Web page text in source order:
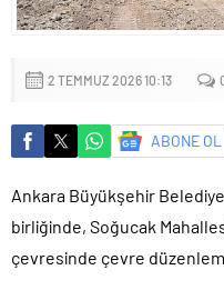
Sığacık’tan güçlü
2 TEMMUZ 2026 10:13
ABONE OL
Ankara Büyükşehir
birliğinde, Soğucak
çevresinde çevre